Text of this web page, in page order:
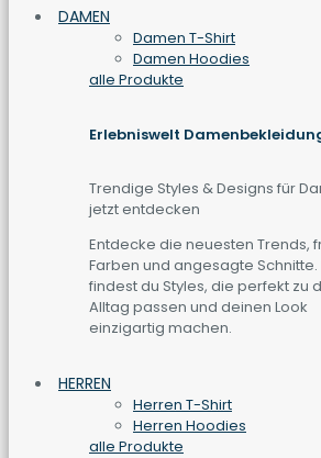
DAMEN
Damen T-Shirt
Damen Hoodies
alle Produkte
Erlebniswelt
Trendige Styles & Designs für
jetzt entdecken
Entdecke die neuesten Trends,
Farben und angesagte Schnitte.
findest du Styles, die perfekt zu
Alltag passen und deinen Look
einzigartig machen.
HERREN
Herren T-Shirt
Herren Hoodies
alle Produkte